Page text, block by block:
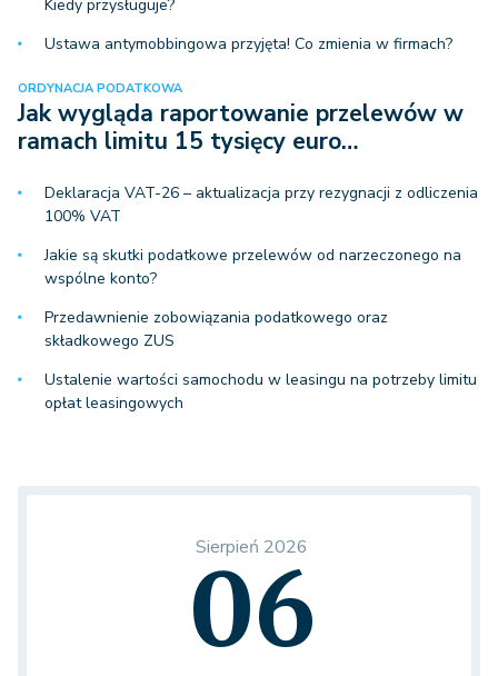
Kiedy przysługuje?
Ustawa antymobbingowa przyjęta! Co zmienia w firmach?
ORDYNACJA PODATKOWA
Jak wygląda raportowanie przelewów w
ramach limitu 15 tysięcy euro…
Deklaracja VAT-26 – aktualizacja przy rezygnacji z odliczenia
100% VAT
Jakie są skutki podatkowe przelewów od narzeczonego na
wspólne konto?
Przedawnienie zobowiązania podatkowego oraz
składkowego ZUS
Ustalenie wartości samochodu w leasingu na potrzeby limitu
opłat leasingowych
Sierpień 2026
06